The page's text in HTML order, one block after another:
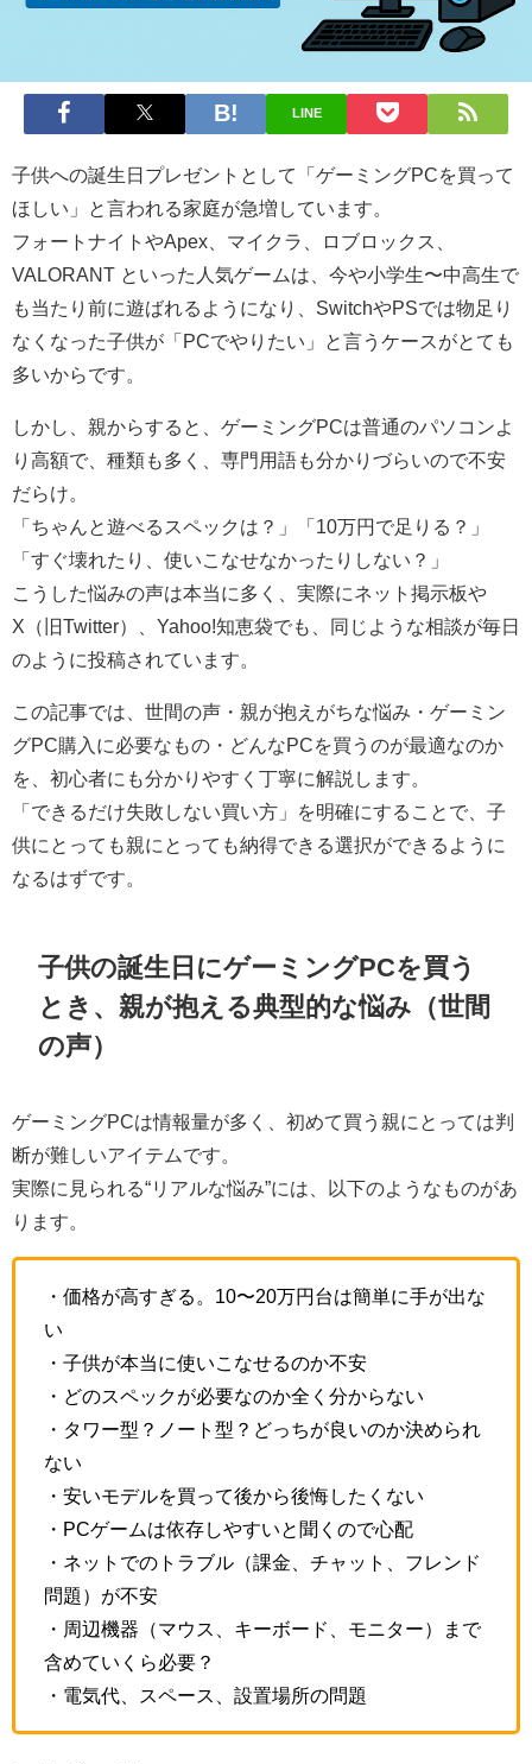
LINE
子供への誕生日プレゼントとして「ゲーミングPCを買って
ほしい」と言われる家庭が急増しています。
フォートナイトやApex、マイクラ、ロブロックス、
VALORANT といった人気ゲームは、今や小学生〜中高生で
も当たり前に遊ばれるようになり、SwitchやPSでは物足り
なくなった子供が「PCでやりたい」と言うケースがとても
多いからです。
しかし、親からすると、ゲーミングPCは普通のパソコンよ
り高額で、種類も多く、専門用語も分かりづらいので不安
だらけ。
「ちゃんと遊べるスペックは？」「10万円で足りる？」
「すぐ壊れたり、使いこなせなかったりしない？」
こうした悩みの声は本当に多く、実際にネット掲示板や
X（旧Twitter）、Yahoo!知恵袋でも、同じような相談が毎日
のように投稿されています。
この記事では、世間の声・親が抱えがちな悩み・ゲーミン
グPC購入に必要なもの・どんなPCを買うのが最適なのか
を、初心者にも分かりやすく丁寧に解説します。
「できるだけ失敗しない買い方」を明確にすることで、子
供にとっても親にとっても納得できる選択ができるように
なるはずです。
子供の誕生日にゲーミングPCを買う
とき、親が抱える典型的な悩み（世間
の声）
ゲーミングPCは情報量が多く、初めて買う親にとっては判
断が難しいアイテムです。
実際に見られる“リアルな悩み”には、以下のようなものがあ
ります。
・価格が高すぎる。10〜20万円台は簡単に手が出な
い
・子供が本当に使いこなせるのか不安
・どのスペックが必要なのか全く分からない
・タワー型？ノート型？どっちが良いのか決められ
ない
・安いモデルを買って後から後悔したくない
・PCゲームは依存しやすいと聞くので心配
・ネットでのトラブル（課金、チャット、フレンド
問題）が不安
・周辺機器（マウス、キーボード、モニター）まで
含めていくら必要？
・電気代、スペース、設置場所の問題